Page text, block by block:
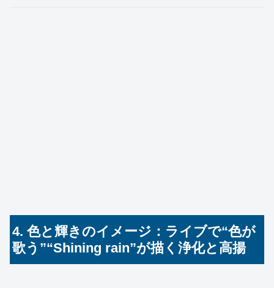
4. 色と輝きのイメージ：ライブで“色が
歌う”“Shining rain”が描く浄化と高揚